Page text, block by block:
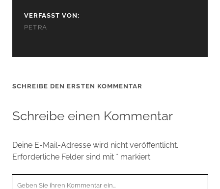
VERFASST VON:
PETRA
SCHREIBE DEN ERSTEN KOMMENTAR
Schreibe einen Kommentar
Deine E-Mail-Adresse wird nicht veröffentlicht.
Erforderliche Felder sind mit * markiert